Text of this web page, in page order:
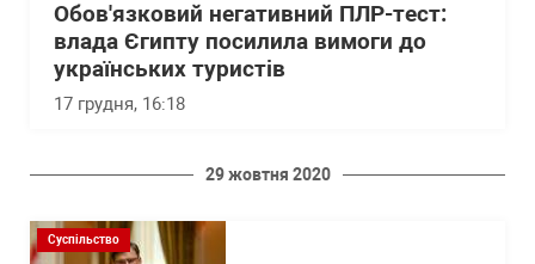
Обов'язковий негативний ПЛР-тест:
влада Єгипту посилила вимоги до
українських туристів
17 грудня, 16:18
29 жовтня 2020
Суспільство